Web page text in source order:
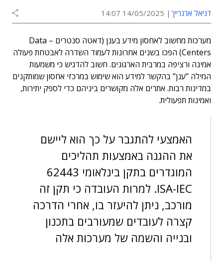
דניאל ארנרייך 14/05/2025 14:07
מערכות מחשוב לאחסון מידע בענן (דאטה סנטרים – Data
Centers) הפכו בשנים אחרונות לעמוד השדרה לאבטחת פעולה
אמינה ורציפה במרבית הארגונים. חשוב להדגיש כי משמעות
המילה "ענן" בהקשר למידע הוא שימוש במרכזי אחסון שמותקנים
במדינות רבות. אתרים אלה מקושרים ביניהם כדי לספק יתירות,
ואמינות תפעולית.
האמצעי להתגבר על כך הוא ליישם
את ההגנה באמצעות תהליכים
המוגדרים בתקן בינלאומי 62443
ISA-IEC. למרות העובדה כי תקן זה
מורכב, ניתן להיעזר בו, אחרי הדרכה
קצרה לעובדים שמעורבים בתכנון
ובנייה והשמה של מערכות אלה